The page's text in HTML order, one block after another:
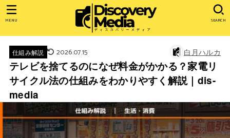
SEARCH
MENU
仕組み解説 2026.07.15 白月ハルカ
テレビを捨てるのになぜ料金がかかる？家電リ
サイクル法の仕組みをわかりやすく解説｜dis-
media